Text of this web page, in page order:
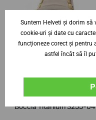
Boccia Titanium 3255-04
Suntem Helveti și dorim să
cookie-uri și date cu
funcționeze corect și pentru
astfel încât să îl